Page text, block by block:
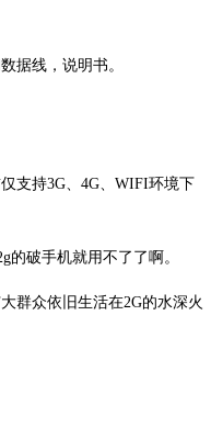
据线，说明书。
支持3G、4G、WIFI环境下
破手机就用不了了啊。
群众依旧生活在2G的水深火